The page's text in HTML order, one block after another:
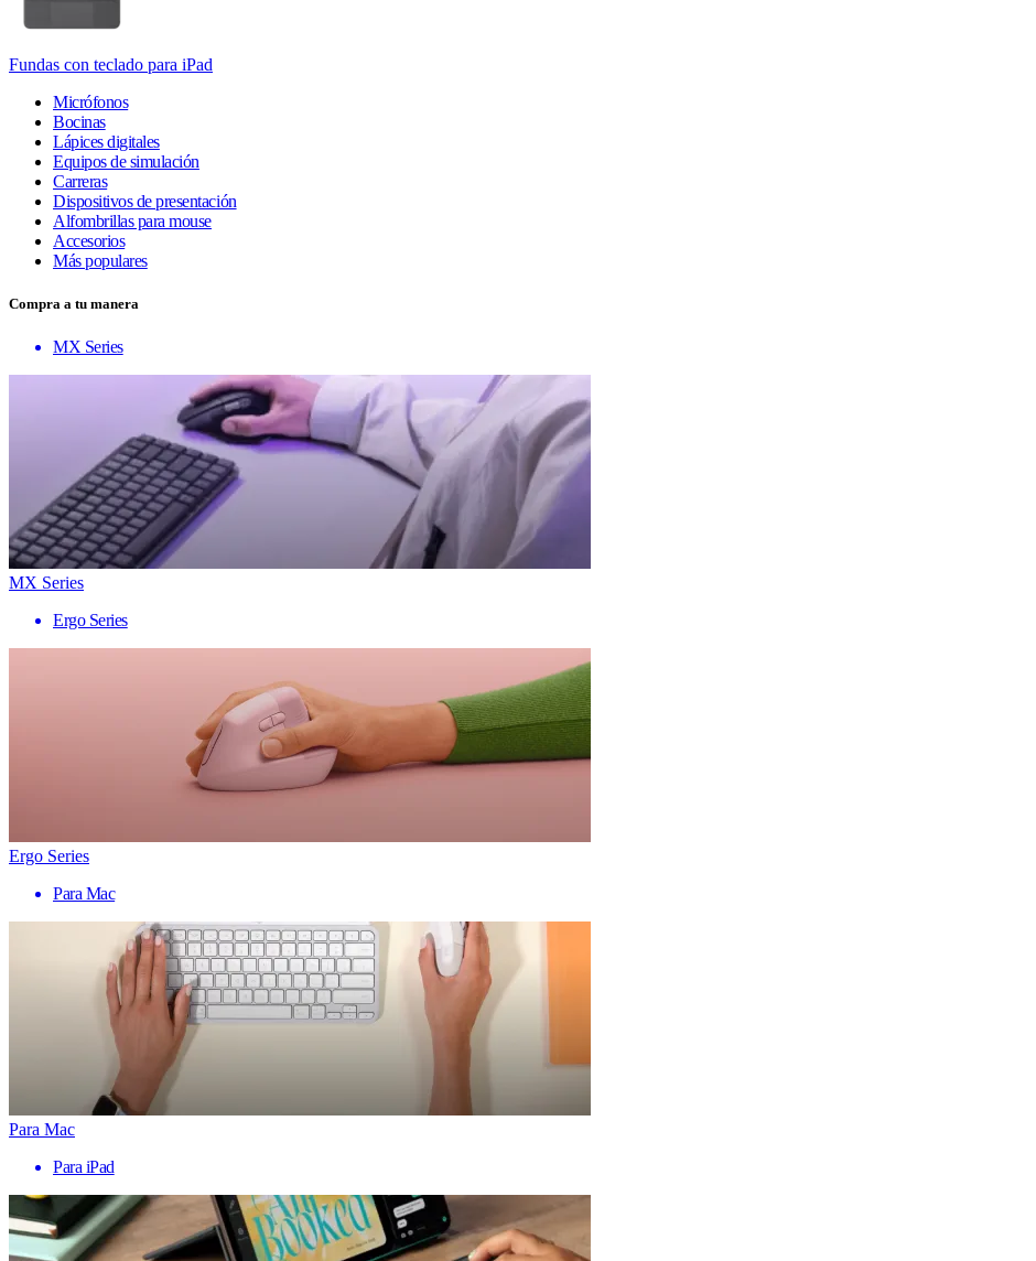
Fundas con teclado para iPad
Micrófonos
Bocinas
Lápices digitales
Equipos de simulación
Carreras
Dispositivos de presentación
Alfombrillas para mouse
Accesorios
Más populares
Compra a tu manera
MX Series
MX Series
Ergo Series
Ergo Series
Para Mac
Para Mac
Para iPad